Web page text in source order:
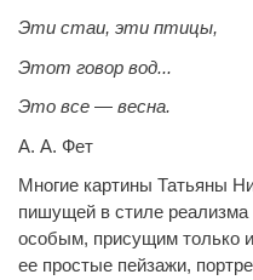
Эти стаи, эти птицы,
Этот говор вод...
Это все — весна.
А. А. Фет
Многие картины Татьяны
пишущей в стиле
особым, присущим только
ее простые пейзажи,